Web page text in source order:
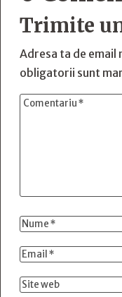
Trimite
Adresa ta de email
obligatorii sunt